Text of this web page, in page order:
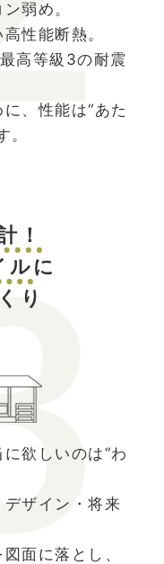
弱め。
性能断熱。
高等級3の耐震
、性能は“あた
。
！
ルに
り
欲しいのは“わ
ザイン・将来
面に落とし、